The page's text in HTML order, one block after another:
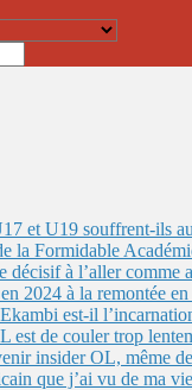
et U19 souffrent-ils
la Formidable
décisif à l’aller comme
2024 à la remontée
est-il
est de couler trop
insider OL, même
que j’ai vu de ma